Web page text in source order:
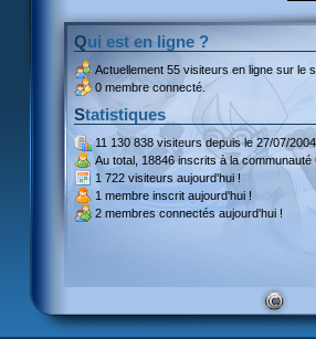
Qui est en ligne ?
Actuellement 55 visiteurs en ligne sur le
0 membre connecté.
Statistiques
11 130 838 visiteursdepuis le 27/07/
Au total, 18846 inscritsà la communauté
1 722 visiteurs aujourd'hui !
1 membre inscrit aujourd'hui !
2 membres connectés aujourd'hui !